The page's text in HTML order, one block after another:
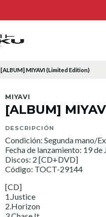
[ALBUM] MIYAVI (Limited Edition)
MIYAVI
[ALBUM]
DESCRIPCIÓN
Condición: Segunda mano/
Fecha de lanzamiento: 19 de
Discos: 2 [CD+DVD]
Código: TOCT-29144
[CD]
1.Justice
2.Horizon